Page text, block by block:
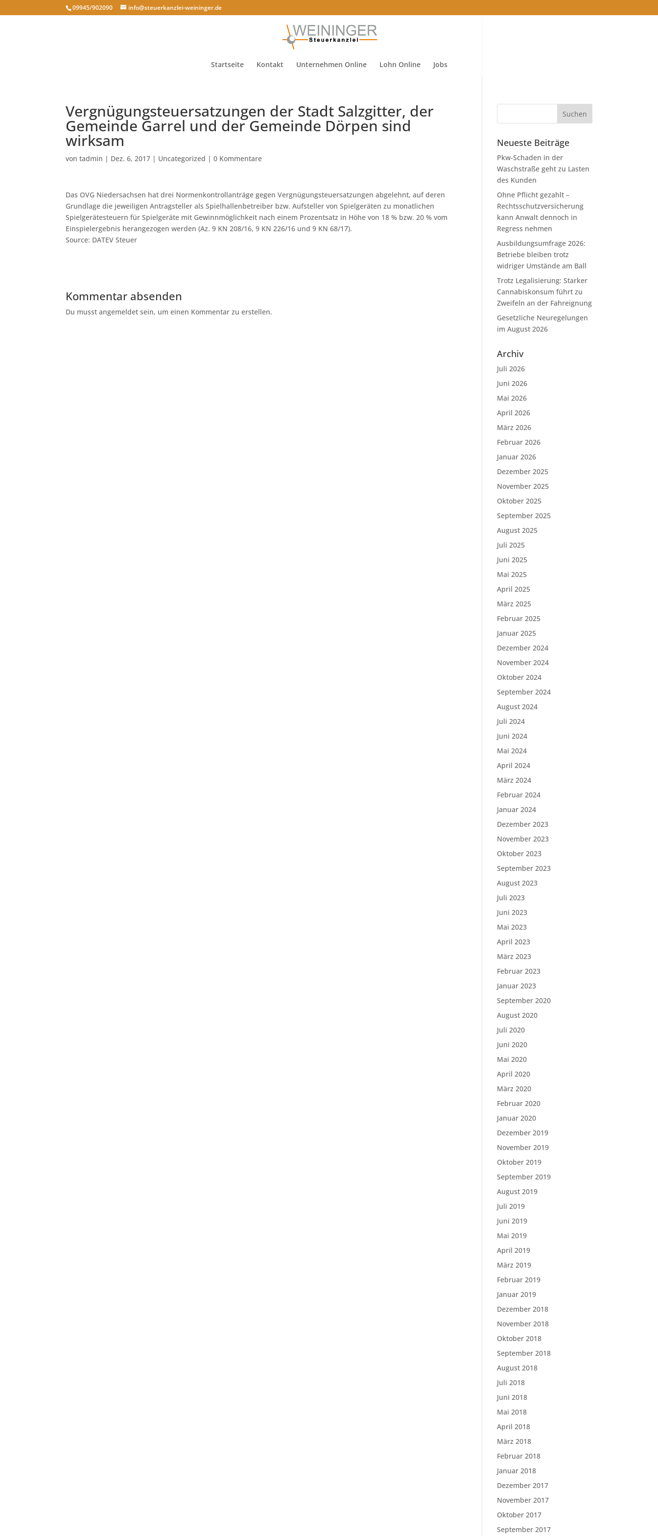
09945/902090 info@steuerkanzlei-weininger.de
Startseite Kontakt Unternehmen Online Lohn Online Jobs
Vergnügungsteuersatzungen der Stadt Salzgitter, der
Gemeinde Garrel und der Gemeinde Dörpen sind
wirksam
vontadmin | Dez. 6, 2017 | Uncategorized |0 Kommentare
Das OVG Niedersachsen hat drei Normenkontrollanträge gegen Vergnügungsteuersatzungen abgelehnt, auf deren
Grundlage die jeweiligen Antragsteller als Spielhallenbetreiber bzw. Aufsteller von Spielgeräten zu monatlichen
Spielgerätesteuern für Spielgeräte mit Gewinnmöglichkeit nach einem Prozentsatz in Höhe von 18 % bzw. 20 % vom
Einspielergebnis herangezogen werden (Az. 9 KN 208/16, 9 KN 226/16 und 9 KN 68/17).
Source: DATEV Steuer
Kommentar absenden
Du musst angemeldet sein, um einen Kommentar zu erstellen.
Neueste Beiträge
Pkw-Schaden in der
Waschstraße geht zu Lasten
des Kunden
Ohne Pflicht gezahlt –
Rechtsschutzversicherung
kann Anwalt dennoch in
Regress nehmen
Ausbildungsumfrage 2026:
Betriebe bleiben trotz
widriger Umstände am Ball
Trotz Legalisierung: Starker
Cannabiskonsum führt zu
Zweifeln an der Fahreignung
Gesetzliche Neuregelungen
im August 2026
Archiv
Juli 2026
Juni 2026
Mai 2026
April 2026
März 2026
Februar 2026
Januar 2026
Dezember 2025
November 2025
Oktober 2025
September 2025
August 2025
Juli 2025
Juni 2025
Mai 2025
April 2025
März 2025
Februar 2025
Januar 2025
Dezember 2024
November 2024
Oktober 2024
September 2024
August 2024
Juli 2024
Juni 2024
Mai 2024
April 2024
März 2024
Februar 2024
Januar 2024
Dezember 2023
November 2023
Oktober 2023
September 2023
August 2023
Juli 2023
Juni 2023
Mai 2023
April 2023
März 2023
Februar 2023
Januar 2023
September 2020
August 2020
Juli 2020
Juni 2020
Mai 2020
April 2020
März 2020
Februar 2020
Januar 2020
Dezember 2019
November 2019
Oktober 2019
September 2019
August 2019
Juli 2019
Juni 2019
Mai 2019
April 2019
März 2019
Februar 2019
Januar 2019
Dezember 2018
November 2018
Oktober 2018
September 2018
August 2018
Juli 2018
Juni 2018
Mai 2018
April 2018
März 2018
Februar 2018
Januar 2018
Dezember 2017
November 2017
Oktober 2017
September 2017